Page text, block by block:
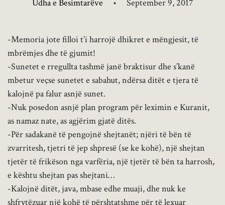
Udha e Besimtarëve • September 9, 2017
-Memoria jote filloi t’i harrojë dhikret e mëngjesit, të
mbrëmjes dhe të gjumit!
-Sunetet e rregullta tashmë janë braktisur dhe s’kanë
mbetur veçse sunetet e sabahut, ndërsa ditët e tjera të
kalojnë pa falur asnjë sunet.
-Nuk posedon asnjë plan program për leximin e Kuranit,
as namaz nate, as agjërim gjatë ditës.
-Për sadakanë të pengojnë shejtanët; njëri të bën të
zvarritesh, tjetri të jep shpresë (se ke kohë), një shejtan
tjetër të frikëson nga varfëria, një tjetër të bën ta harrosh,
e kështu shejtan pas shejtani…
-Kalojnë ditët, java, mbase edhe muaji, dhe nuk ke
shfrytëzuar një kohë të përshtatshme për të lexuar